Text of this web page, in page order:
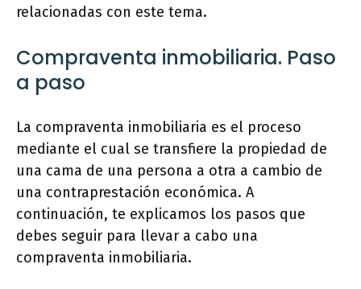
relacionadas con este tema.
Compraventa inmobiliaria. Paso
a paso
La compraventa inmobiliaria es el proceso
mediante el cual se transfiere la propiedad de
una cama de una persona a otra a cambio de
una contraprestación económica. A
continuación, te explicamos los pasos que
debes seguir para llevar a cabo una
compraventa inmobiliaria.